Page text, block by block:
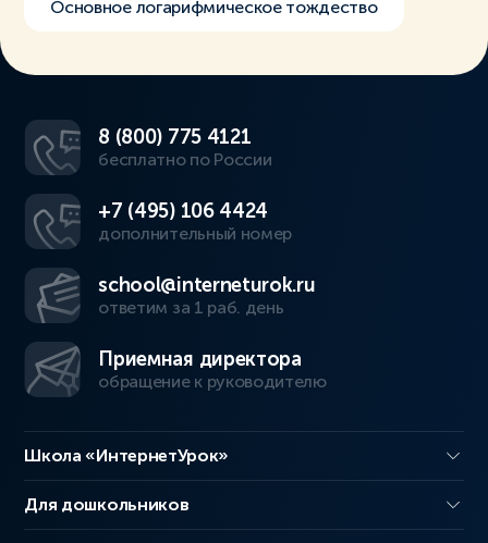
Основное логарифмическое тождество
8 (800) 775 4121
бесплатно по России
+7 (495) 106 4424
дополнительный номер
school@interneturok.ru
ответим за 1 раб. день
Приемная директора
обращение к руководителю
Школа «ИнтернетУрок»
Для дошкольников